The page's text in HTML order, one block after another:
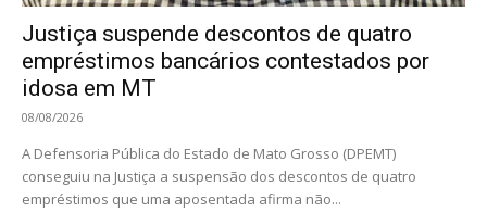
Justiça suspende descontos de quatro
empréstimos bancários contestados por
idosa em MT
08/08/2026
A Defensoria Pública do Estado de Mato Grosso (DPEMT)
conseguiu na Justiça a suspensão dos descontos de quatro
empréstimos que uma aposentada afirma não...